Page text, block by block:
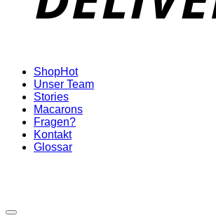
Shop
Unser Team
Stories
Macarons
Fragen?
Kontakt
Glossar